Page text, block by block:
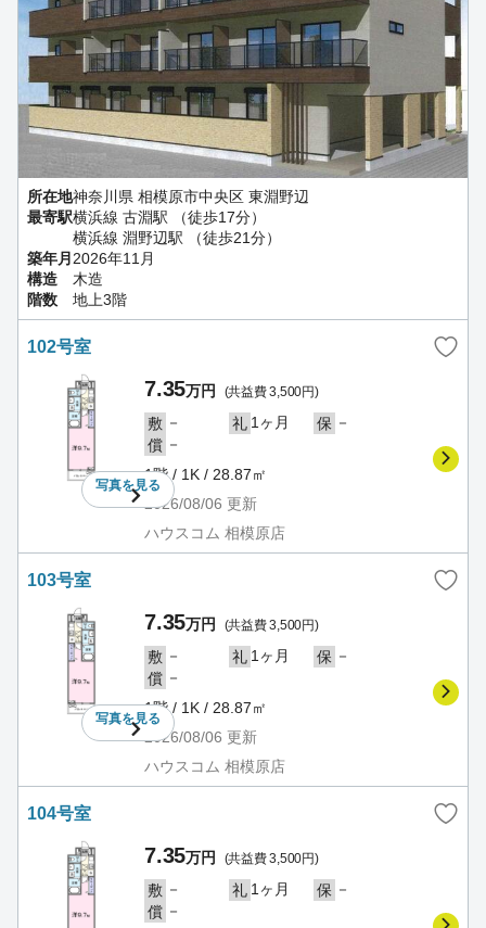
所在地神奈川県 相模原市中央区 東淵野辺
最寄駅横浜線 古淵駅 （徒歩17分）
横浜線 淵野辺駅 （徒歩21分）
築年月 2026年11月
構造
木造
階数
地上3階
102号室
写真を見る
7.35万円 (共益費 3,500円)
敷 － 礼 1ヶ月 保 －
償 －
1階 / 1K / 28.87㎡
2026/08/06 更新
ハウスコム 相模原店
103号室
写真を見る
7.35万円 (共益費 3,500円)
敷 － 礼 1ヶ月 保 －
償 －
1階 / 1K / 28.87㎡
2026/08/06 更新
ハウスコム 相模原店
104号室
7.35万円 (共益費 3,500円)
敷 － 礼 1ヶ月 保 －
償 －